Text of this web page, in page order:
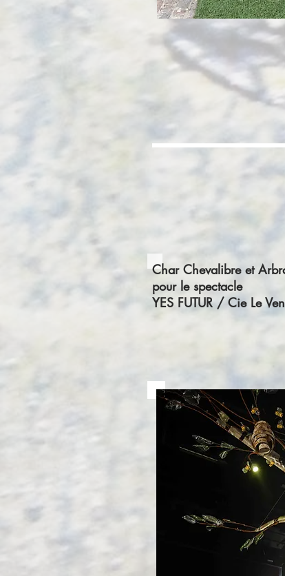
Char Chevalibre et
pour le spectacle
YES FUTUR / Cie Le